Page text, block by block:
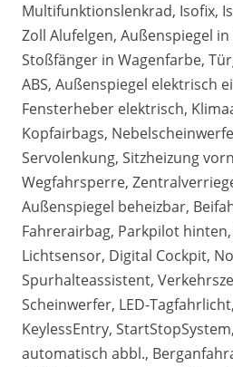
Multifunktionslenkrad, Isofix,
Zoll Alufelgen, Außenspiegel
Stoßfänger in Wagenfarbe,
ABS, Außenspiegel elektrisch
Fensterheber elektrisch,
Kopfairbags,
Servolenkung, Sitzheizung
Wegfahrsperre,
Außenspiegel beheizbar,
Fahrerairbag, Parkpilot
Lichtsensor, Digital Cockpit,
Spurhalteassistent,
Scheinwerfer, LED-
KeylessEntry,
automatisch abbl.,